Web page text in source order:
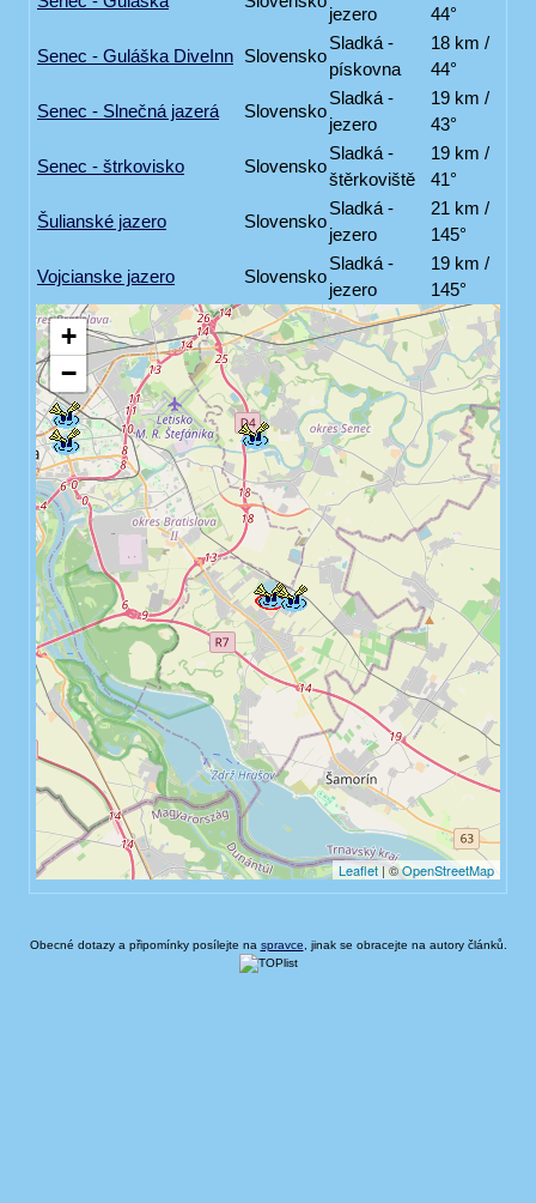
jezero 44°
Senec - Guláška DiveInn Slovensko
Sladká -
pískovna
18 km /
44°
Senec - Slnečná jazerá Slovensko
Sladká -
jezero
19 km /
43°
Senec - štrkovisko Slovensko
Sladká -
štěrkoviště
19 km /
41°
Šulianské jazero Slovensko
Sladká -
jezero
21 km /
145°
Vojcianske jazero Slovensko
Sladká -
jezero
19 km /
145°
Obecné dotazy a připomínky posílejte na spravce , jinak se obracejte na autory článků.